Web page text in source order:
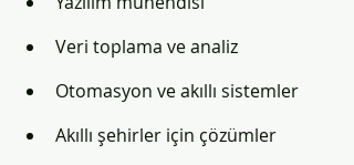
Veri toplama ve analiz
Otomasyon ve akıllı sistemler
Akıllı şehirler için çözümler